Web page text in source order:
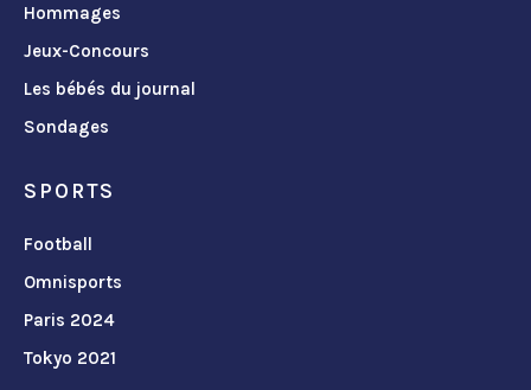
Hommages
Jeux-Concours
Les bébés du journal
Sondages
SPORTS
Football
Omnisports
Paris 2024
Tokyo 2021